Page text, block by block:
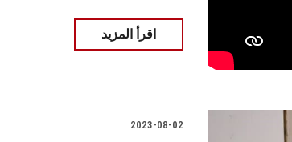
اقرأ المزيد
2023-08-02